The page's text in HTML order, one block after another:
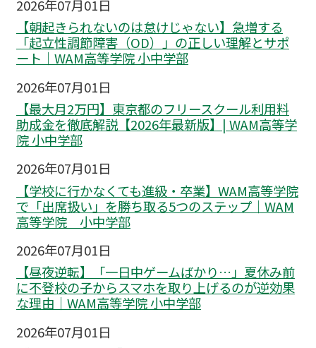
2026年07月01日
【朝起きられないのは怠けじゃない】急増する
「起立性調節障害（OD）」の正しい理解とサポ
ート｜WAM高等学院 小中学部
2026年07月01日
【最大月2万円】東京都のフリースクール利用料
助成金を徹底解説【2026年最新版】| WAM高等学
院 小中学部
2026年07月01日
【学校に行かなくても進級・卒業】WAM高等学院
で「出席扱い」を勝ち取る5つのステップ｜WAM
高等学院 小中学部
2026年07月01日
【昼夜逆転】「一日中ゲームばかり…」夏休み前
に不登校の子からスマホを取り上げるのが逆効果
な理由｜WAM高等学院 小中学部
2026年07月01日